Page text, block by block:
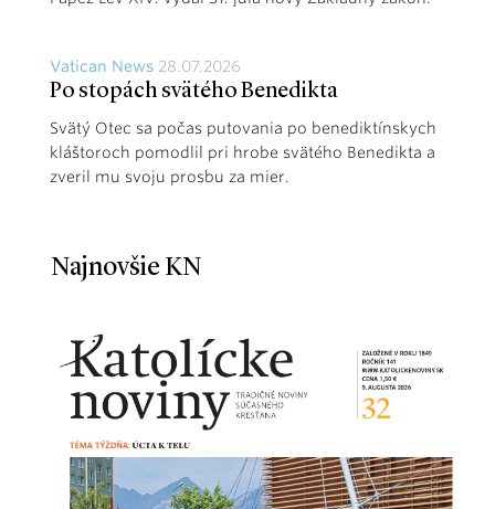
Vatican News 28.07.2026
Po stopách svätého Benedikta
Svätý Otec sa počas putovania po benediktínskych
kláštoroch pomodlil pri hrobe svätého Benedikta a
zveril mu svoju prosbu za mier.
Najnovšie KN